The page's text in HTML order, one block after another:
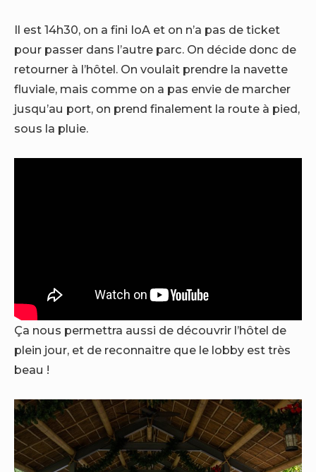
Il est 14h30, on a fini IoA et on n’a pas de ticket
pour passer dans l’autre parc. On décide donc de
retourner à l’hôtel. On voulait prendre la navette
fluviale, mais comme on a pas envie de marcher
jusqu’au port, on prend finalement la route à pied,
sous la pluie.
Ça nous permettra aussi de découvrir l’hôtel de
plein jour, et de reconnaitre que le lobby est très
beau !